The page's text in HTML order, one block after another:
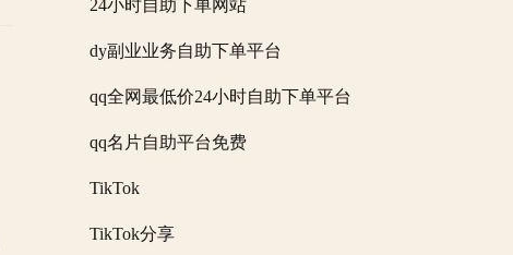
24小时自助下单网站
dy副业业务自助下单平台
qq全网最低价24小时自助下单平台
qq名片自助平台免费
TikTok
TikTok分享